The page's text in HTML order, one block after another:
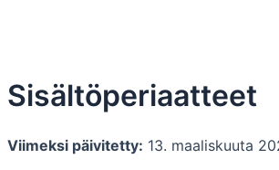
Sisältöperiaatteet
Viimeksi päivitetty: 13. maaliskuuta